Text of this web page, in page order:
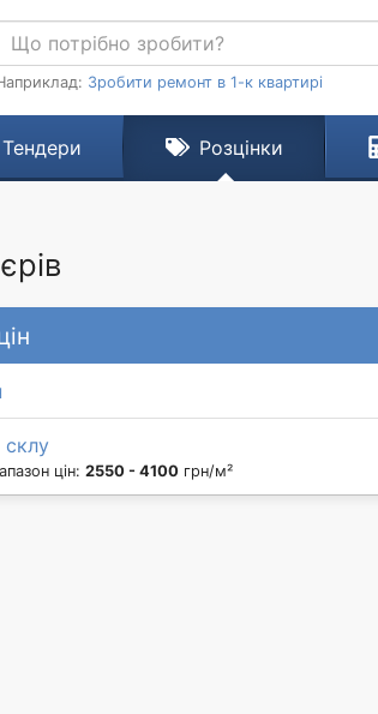
Зробити ремонт в 1-к квартирі
Тендери Розцінки
цін: 2550 - 4100 грн/м²